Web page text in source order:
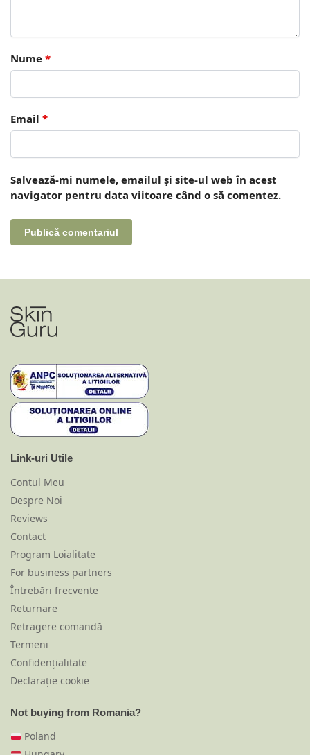
Nume *
Email *
Salvează-mi numele, emailul și site-ul web în acest
navigator pentru data viitoare când o să comentez.
Link-uri Utile
Contul Meu
Despre Noi
Reviews
Contact
Program Loialitate
For business partners
Întrebări frecvente
Returnare
Retragere comandă
Termeni
Confidențialitate
Declarație cookie
Not buying from Romania?
Poland